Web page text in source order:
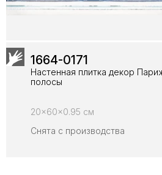
1664-0171
Настенная плитка декор
полосы
20x60x0.95 см
Снята с производства